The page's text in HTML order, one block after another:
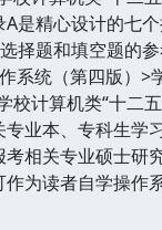
是精心设计的七个
择题和填空题的参
统（第四版）>
校计算机类“十二
业本、专科生学
相关专业硕士研
为读者自学操作